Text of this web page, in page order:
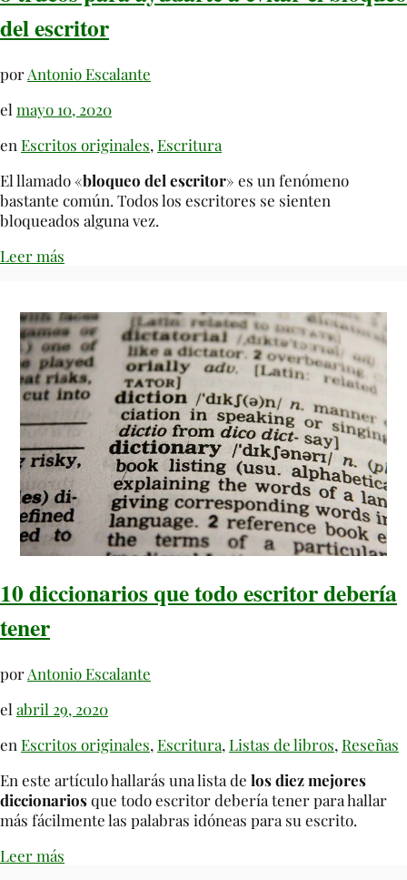
del escritor
porAntonio Escalante
el mayo 10, 2020
en Escritos originales, Escritura
El llamado «bloqueo del escritor» es un fenómeno
bastante común. Todos los escritores se sienten
bloqueados alguna vez.
Leer más
10 diccionarios que todo escritor debería
tener
porAntonio Escalante
el abril 29, 2020
en Escritos originales, Escritura, Listas de libros, Reseñas
En este artículo hallarás una lista de los diez mejores
diccionariosque todo escritor debería tener para hallar
más fácilmente las palabras idóneas para su escrito.
Leer más